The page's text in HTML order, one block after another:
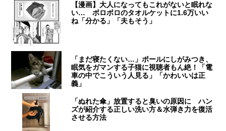
【漫画】大人になってもこれがないと眠れな
い… ボロボロのタオルケットに1.6万いい
ね「分かる」「夫もそう」
「まだ寝たくない…」ポールにしがみつき、
眠気をガマンする子猫に視聴者もん絶！「電
車の中でこういう人見る」「かわいいは正
義」
「ぬれた傘」放置すると臭いの原因に ハン
ズが紹介する正しい洗い方＆水弾き力を復活
させる方法